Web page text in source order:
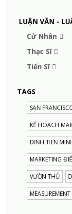
LUẬN VĂN -
Cử Nhân
Thạc Sĩ
Tiến Sĩ
TAGS
SAN
KẾ HOẠCH
DINH TIEN
MARKETING
VƯỜN THÚ
MEASUREMENT